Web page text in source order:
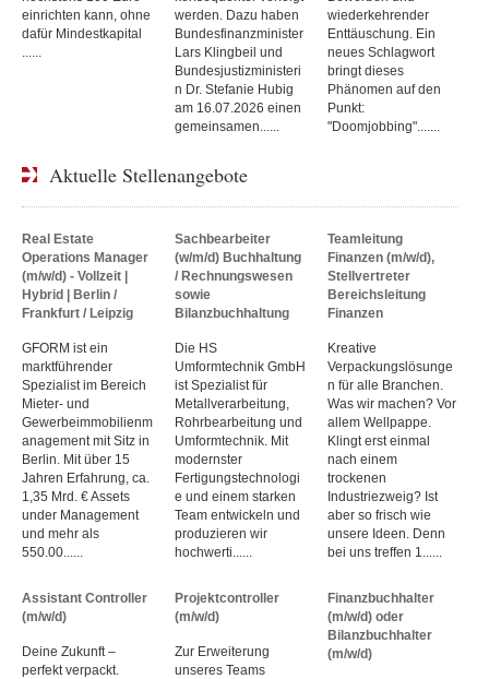
einrichten kann, ohne
dafür Mindestkapital
werden. Dazu haben
Bundesfinanzminister
Lars Klingbeil und
Bundesjustizministeri
n Dr. Stefanie Hubig
am 16.07.2026 einen
gemeinsamen......
wiederkehrender
Enttäuschung. Ein
neues Schlagwort
bringt dieses
Phänomen auf den
Punkt:
"Doomjobbing".......
Aktuelle Stellenangebote
Real Estate
Operations Manager
(m/w/d) - Vollzeit |
Hybrid | Berlin /
Frankfurt / Leipzig
GFORM ist ein
marktführender
Spezialist im Bereich
Mieter- und
Gewerbeimmobilienm
anagement mit Sitz in
Berlin. Mit über 15
Jahren Erfahrung, ca.
1,35 Mrd. € Assets
under Management
und mehr als
550.00......
Sachbearbeiter
(w/m/d) Buchhaltung
/ Rechnungswesen
sowie
Bilanzbuchhaltung
Die HS
Umformtechnik GmbH
ist Spezialist für
Metallverarbeitung,
Rohrbearbeitung und
Umformtechnik. Mit
modernster
Fertigungstechnologi
e und einem starken
Team entwickeln und
produzieren wir
hochwerti......
Teamleitung
Finanzen (m/w/d),
Stellvertreter
Bereichsleitung
Finanzen
Kreative
Verpackungslösunge
n für alle Branchen.
Was wir machen? Vor
allem Wellpappe.
Klingt erst einmal
nach einem
trockenen
Industriezweig? Ist
aber so frisch wie
unsere Ideen. Denn
bei uns treffen 1......
Assistant Controller
(m/w/d)
Deine Zukunft –
perfekt verpackt.
Projektcontroller
(m/w/d)
Zur Erweiterung
unseres Teams
Finanzbuchhalter
(m/w/d) oder
Bilanzbuchhalter
(m/w/d)